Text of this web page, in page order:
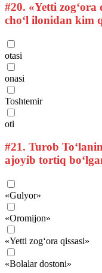
#20. «Yetti
cho‘l ilonidan kim
otasi
onasi
Toshtemir
oti
#21. Turob
ajoyib tortiq
«Gulyor»
«Oromijon»
«Yetti zog‘ora qissasi»
«Bolalar dostoni»